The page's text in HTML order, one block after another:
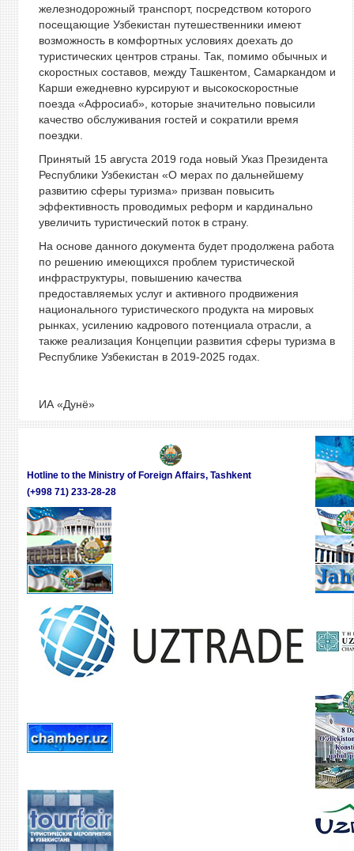
железнодорожный транспорт, посредством которого
посещающие Узбекистан путешественники имеют
возможность в комфортных условиях доехать до
туристических центров страны. Так, помимо обычных и
скоростных составов, между Ташкентом, Самаркандом и
Карши ежедневно курсируют и высокоскоростные
поезда «Афросиаб», которые значительно повысили
качество обслуживания гостей и сократили время
поездки.
Принятый 15 августа 2019 года новый Указ Президента
Республики Узбекистан «О мерах по дальнейшему
развитию сферы туризма» призван повысить
эффективность проводимых реформ и кардинально
увеличить туристический поток в страну.
На основе данного документа будет продолжена работа
по решению имеющихся проблем туристической
инфраструктуры, повышению качества
предоставляемых услуг и активного продвижения
национального туристического продукта на мировых
рынках, усилению кадрового потенциала отрасли, а
также реализация Концепции развития сферы туризма в
Республике Узбекистан в 2019-2025 годах.
ИА «Дунё»
Hotline to the Ministry of Foreign Affairs, Tashkent
(+998 71) 233-28-28